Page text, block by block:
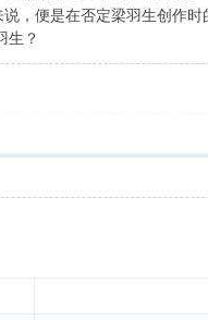
，便是在否定梁羽生创作
生？